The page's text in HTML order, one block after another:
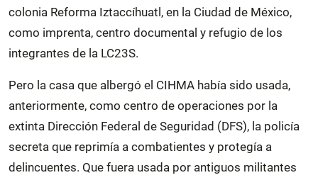
colonia Reforma Iztaccíhuatl, en la Ciudad de México,
como imprenta, centro documental y refugio de los
integrantes de la LC23S.
Pero la casa que albergó el CIHMA había sido usada,
anteriormente, como centro de operaciones por la
extinta Dirección Federal de Seguridad (DFS), la policía
secreta que reprimía a combatientes y protegía a
delincuentes. Que fuera usada por antiguos militantes